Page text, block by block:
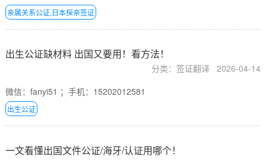
亲属关系公证,日本探亲签证
出生公证缺材料 出国又要用！看方法！
分类：签证翻译
2026-04-14
微信：fanyi51 ；手机：15202012581
出生公证
一文看懂出国文件公证/海牙/认证用哪个！